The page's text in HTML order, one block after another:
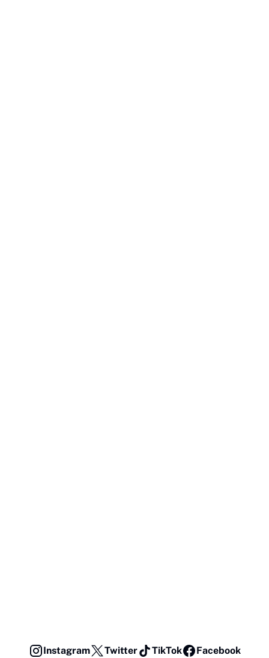
Instagram Twitter TikTok
Facebook